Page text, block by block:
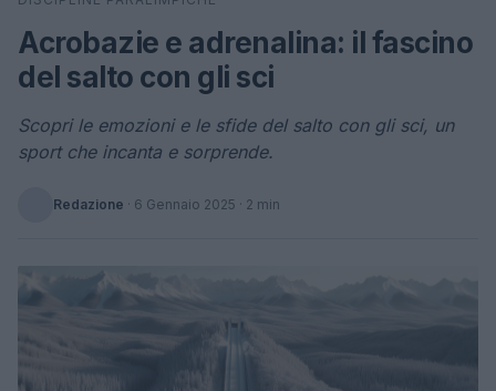
Cerca
Acrobazie e adrenalina: il fascino
del salto con gli sci
Scopri le emozioni e le sfide del salto con gli sci, un
sport che incanta e sorprende.
Redazione · 6 Gennaio 2025 · 2 min